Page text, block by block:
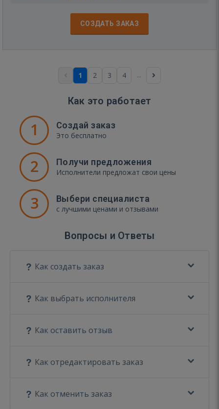
СОЗДАТЬ ЗАКАЗ
1 2 3 4 ...
Как это работает
1 Создай заказ
Это бесплатно
2 Получи предложения
Исполнители предложат свои цены
3 Выбери специалиста
с лучшими ценами и отзывами
Вопросы и Ответы
Как создать заказ
Как выбрать исполнителя
Как оставить отзыв
Как отредактировать заказ
Как отменить заказ